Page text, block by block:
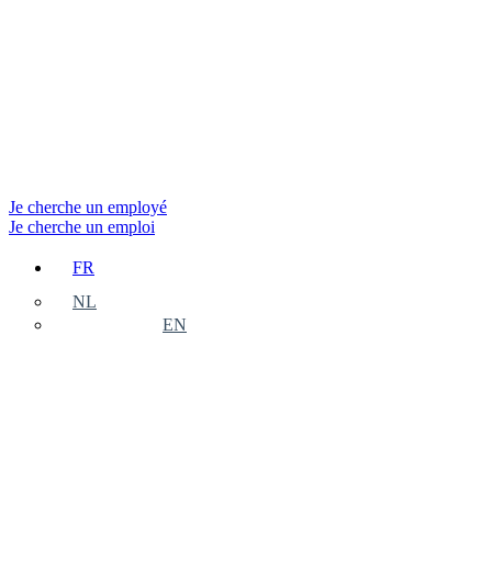
Je cherche un employé
Je cherche un emploi
FR
NL
EN